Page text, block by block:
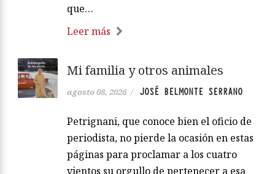
que…
Leer más
Mi familia y otros animales
agosto 08, 2026 / JOSÉ BELMONTE SERRANO
Petrignani, que conoce bien el oficio de
periodista, no pierde la ocasión en estas
páginas para proclamar a los cuatro
vientos su orgullo de pertenecer a esa